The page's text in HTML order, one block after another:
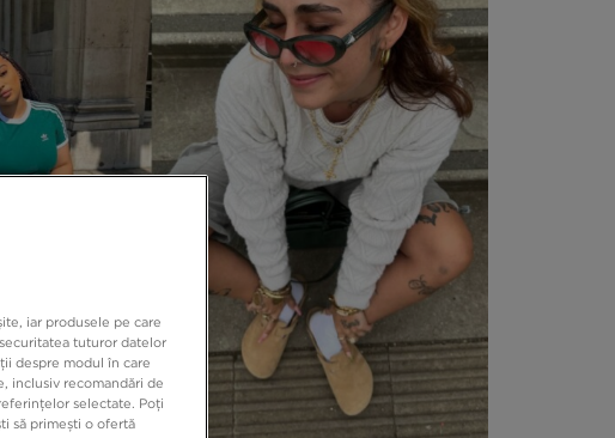
iar produsele pe care
tuturor datelor
despre modul în care
inclusiv recomandări de
selectate. Poți
să primești o ofertă